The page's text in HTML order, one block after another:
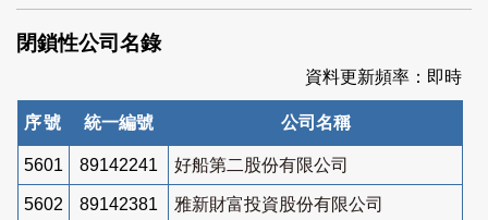
索
閉鎖性公司名錄
資料更新頻率：即時
序號 統一編號 公司名稱
5601 89142241 好船第二股份有限公司
5602 89142381 雅新財富投資股份有限公司